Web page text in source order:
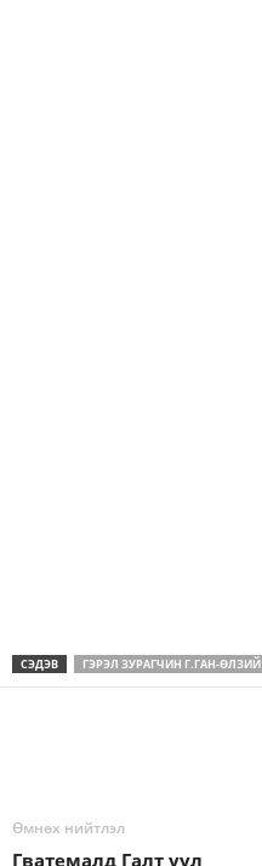
СЭДЭВ ГЭРЭЛ ЗУРАГЧИН Г.ГАН-ӨЛЗИЙ
Өмнөх нийтлэл
Гватемалд Галт уул